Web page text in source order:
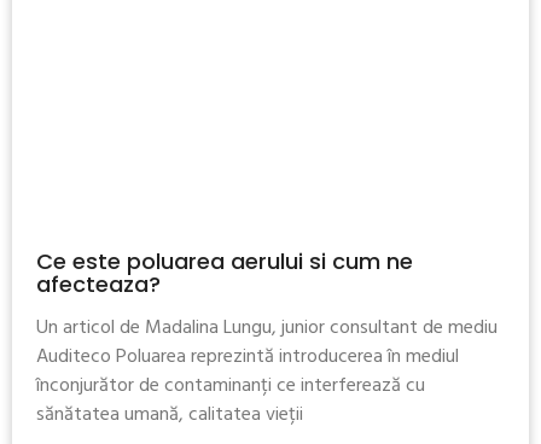
Ce este poluarea aerului si cum ne
afecteaza?
Un articol de Madalina Lungu, junior consultant de mediu
Auditeco Poluarea reprezintă introducerea în mediul
înconjurător de contaminanți ce interferează cu
sănătatea umană, calitatea vieții